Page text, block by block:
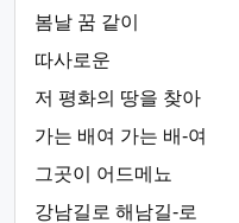
봄날 꿈 같이
따사로운
저 평화의 땅을 찾아
가는 배여 가는 배-여
그곳이 어드메뇨
강남길로 해남길-로